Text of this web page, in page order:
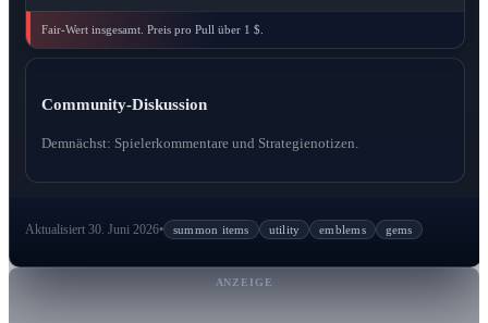
Fair-Wert insgesamt. Preis pro Pull über 1 $.
Community-Diskussion
Demnächst: Spielerkommentare und Strategienotizen.
Aktualisiert 30. Juni 2026• summon items utility emblems gems
ANZEIGE